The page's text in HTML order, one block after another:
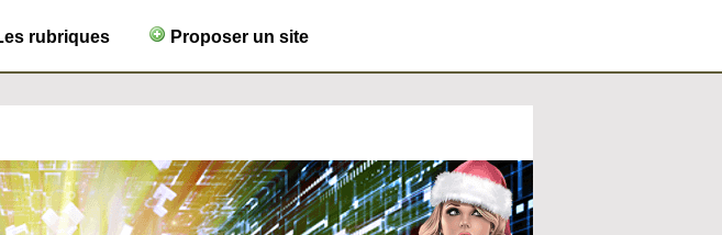
rubriques Proposer un site